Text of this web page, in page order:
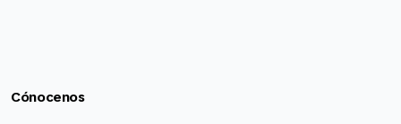
Cónocenos